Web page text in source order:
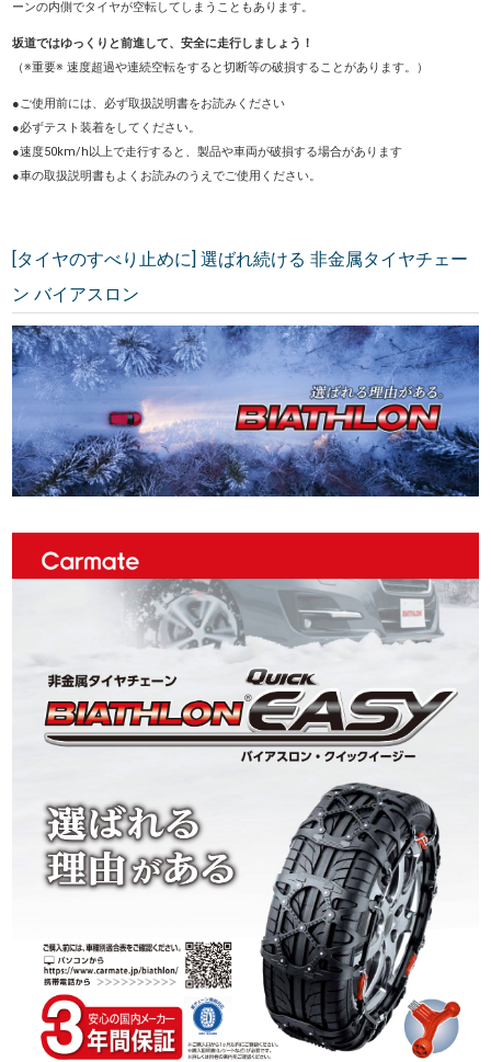
ーンの内側でタイヤが空転してしまうこともあります。
坂道ではゆっくりと前進して、安全に走行しましょう！
（※重要※ 速度超過や連続空転をすると切断等の破損することがあります。）
●ご使用前には、必ず取扱説明書をお読みください
●必ずテスト装着をしてください。
●速度50km/h以上で走行すると、製品や車両が破損する場合があります
●車の取扱説明書もよくお読みのうえでご使用ください。
[タイヤのすべり止めに] 選ばれ続ける 非金属タイヤチェー
ン バイアスロン